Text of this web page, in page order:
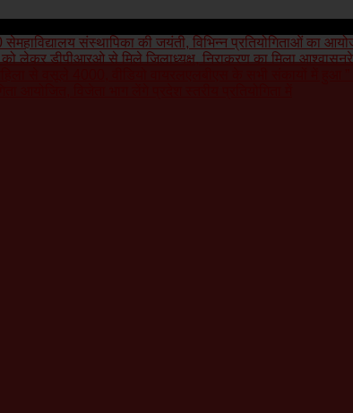
सेमहाविद्यालय संस्थापिका की जयंती, विभिन्न प्रतियोगिताओं का
लेकर डीपीआरओ से मिले जिलाध्यक्ष, निराकरण का मिला आश्वासन
से वसूले 4000, वीडियो वायरल